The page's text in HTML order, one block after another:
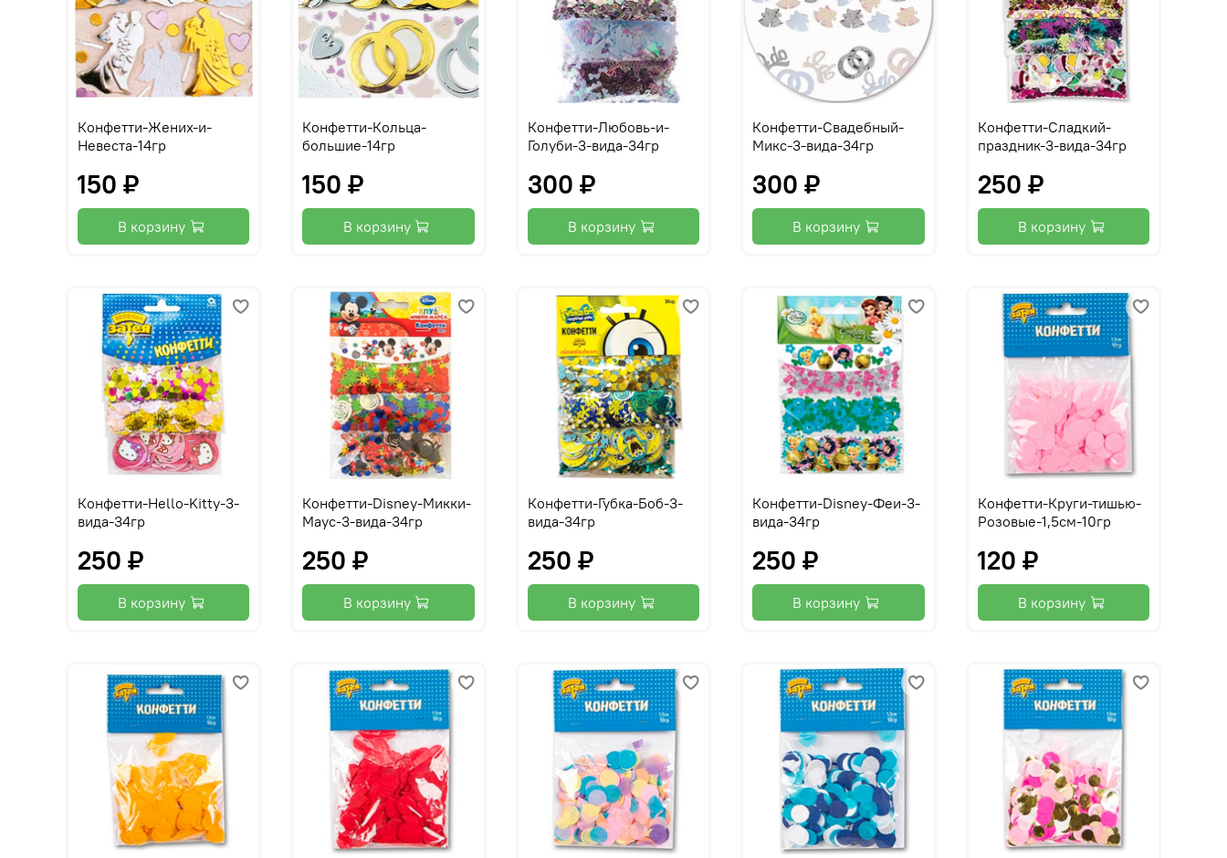
Конфетти-Жених-и-
Невеста-14гр
150 ₽
В корзину
Конфетти-Кольца-
большие-14гр
150 ₽
В корзину
Конфетти-Любовь-и-
Голуби-3-вида-34гр
300 ₽
В корзину
Конфетти-Свадебный-
Микс-3-вида-34гр
300 ₽
В корзину
Конфетти-Сладкий-
праздник-3-вида-34гр
250 ₽
В корзину
Конфетти-Hello-Kitty-3-
вида-34гр
250 ₽
В корзину
Конфетти-Disney-Микки-
Маус-3-вида-34гр
250 ₽
В корзину
Конфетти-Губка-Боб-3-
вида-34гр
250 ₽
В корзину
Конфетти-Disney-Феи-3-
вида-34гр
250 ₽
В корзину
Конфетти-Круги-тишью-
Розовые-1,5см-10гр
120 ₽
В корзину